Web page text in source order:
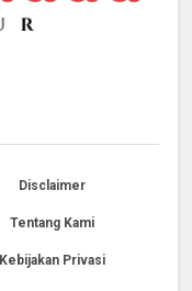
Disclaimer
Tentang Kami
Kebijakan Privasi